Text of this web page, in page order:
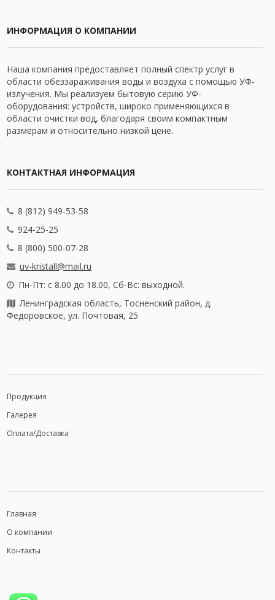
ИНФОРМАЦИЯ О КОМПАНИИ
Наша компания предоставляет полный спектр услуг в
области обеззараживания воды и воздуха с помощью УФ-
излучения. Мы реализуем бытовую серию УФ-
оборудования: устройств, широко применяющихся в
области очистки вод, благодаря своим компактным
размерам и относительно низкой цене.
КОНТАКТНАЯ ИНФОРМАЦИЯ
8 (812) 949-53-58
924-25-25
8 (800) 500-07-28
uv-kristall@mail.ru
Пн-Пт: с 8.00 до 18.00, Сб-Вс: выходной.
Ленинградская область, Тосненский район, д.
Федоровское, ул. Почтовая, 25
Продукция
Галерея
Оплата/Доставка
Главная
О компании
Контакты